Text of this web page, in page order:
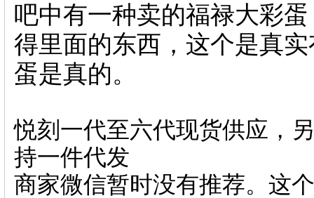
吧中有一种卖的福禄大彩
得里面的东西，这个是真
蛋是真的。
悦刻一代至六代现货供应，
持一件代发
商家微信暂时没有推荐。这